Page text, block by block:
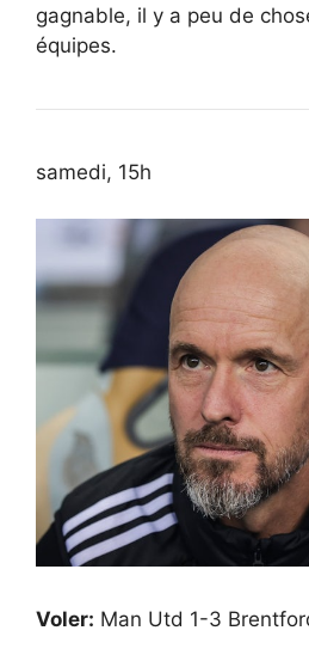
gagnable, il y a peu de
équipes.
samedi, 15h
Voler: Man Utd 1-3